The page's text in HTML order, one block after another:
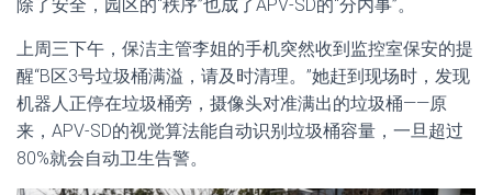
除了安全，园区的“秩序”也成了APV-SD的“分内事”。
上周三下午，保洁主管李姐的手机突然收到监控室保安的提
醒“B区3号垃圾桶满溢，请及时清理。”她赶到现场时，发现
机器人正停在垃圾桶旁，摄像头对准满出的垃圾桶——原
来，APV-SD的视觉算法能自动识别垃圾桶容量，一旦超过
80%就会自动卫生告警。